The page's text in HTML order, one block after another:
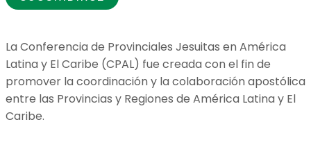
La Conferencia de Provinciales Jesuitas en América
Latina y El Caribe (CPAL) fue creada con el fin de
promover la coordinación y la colaboración apostólica
entre las Provincias y Regiones de América Latina y El
Caribe.